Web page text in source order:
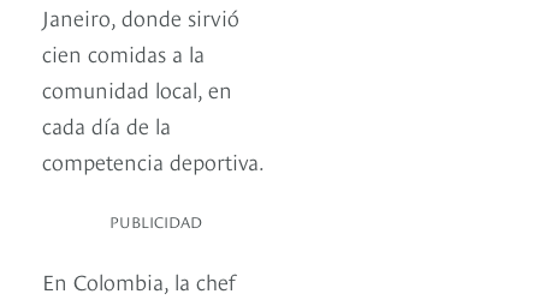
Janeiro, donde sirvió
cien comidas a la
comunidad local, en
cada día de la
competencia deportiva.
PUBLICIDAD
En Colombia, la chef